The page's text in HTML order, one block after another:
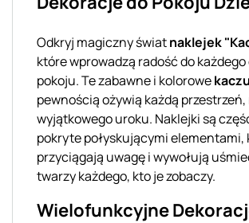
Odkryj magiczny światnaklejek
które wprowadzą radość do
pokoju. Te zabawne i kolorowe
pewnością ożywią każdą
wyjątkowego uroku. Naklejki są
pokryte połyskującymi elementami,
przyciągają uwagę i wywołują
twarzy każdego, kto je zobaczy.
Wielofunkcyjne